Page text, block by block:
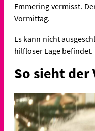
Emmering vermisst.
Vormittag.
Es kann nicht
hilfloser Lage befindet.
So sieht der